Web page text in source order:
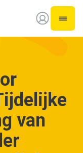
Open
van